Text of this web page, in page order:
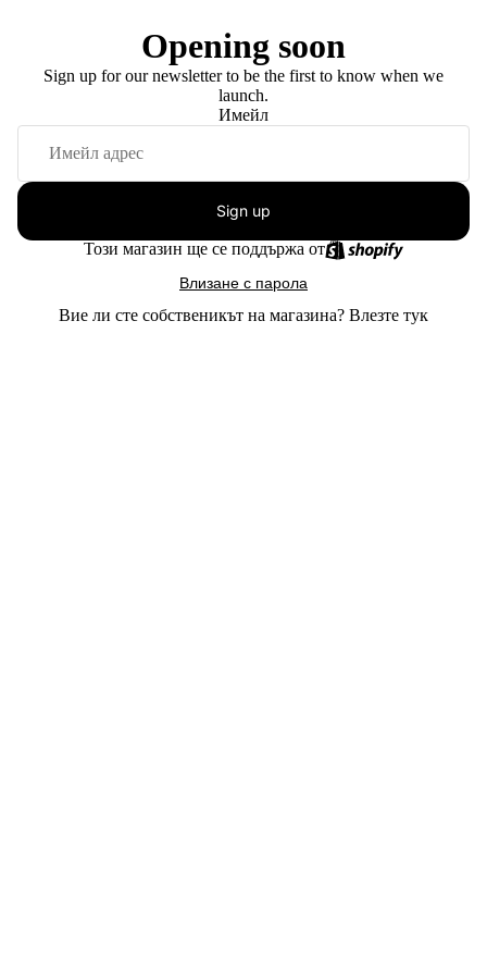
Opening soon
Sign up for our newsletter to be the first to know when we
launch.
Имейл
Sign up
Този магазин ще се поддържа от
Влизане с парола
Вие ли сте собственикът на магазина? Влезте тук